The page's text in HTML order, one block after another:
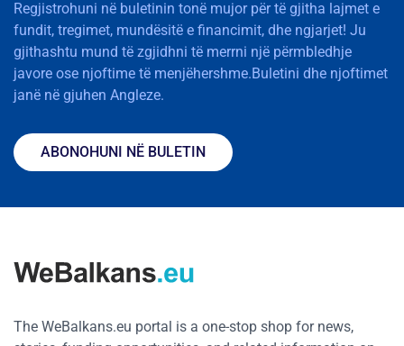
Regjistrohuni në buletinin tonë mujor për të gjitha lajmet e
fundit, tregimet, mundësitë e financimit, dhe ngjarjet! Ju
gjithashtu mund të zgjidhni të merrni një përmbledhje
javore ose njoftime të menjëhershme.Buletini dhe njoftimet
janë në gjuhen Angleze.
ABONOHUNI NË BULETIN
The WeBalkans.eu portal is a one-stop shop for news,